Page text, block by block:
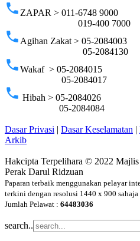
phoneZAPAR > 011-6748 9000
019-400 7000
phoneAgihan Zakat > 05-2084003
05-2084130
phoneWakaf > 05-2084015
05-2084017
phone Hibah > 05-2084026
05-2084084
Dasar Privasi Dasar Keselamatan
Arkib
Hakcipta Terpelihara © 2022
Perak Darul Ridzuan
Paparan terbaik menggunakan pelayar
terkini dengan resolusi 1440 x 900
Jumlah Pelawat : 64483036
search..